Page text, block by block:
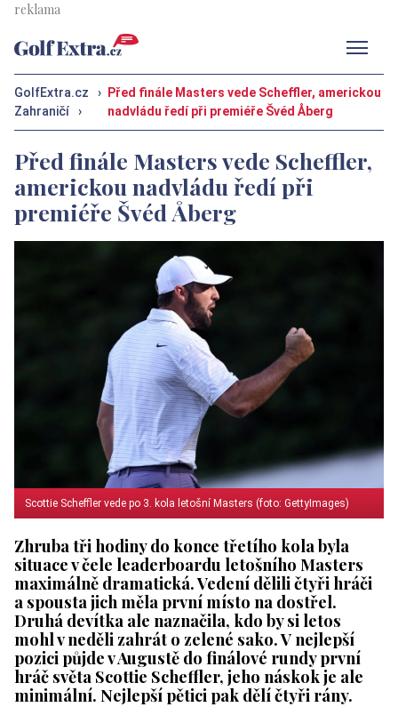
GolfExtra.cz
›
Zahraničí
›
Před finále Masters vede Scheffler, americkou
nadvládu ředí při premiéře Švéd Åberg
Před finále Masters vede Scheffler,
americkou nadvládu ředí při
premiéře Švéd Åberg
Scottie Scheffler vede po 3. kola letošní Masters (foto: GettyImages)
Zhruba tři hodiny do konce třetího kola byla
situace v čele leaderboardu letošního Masters
maximálně dramatická. Vedení dělili čtyři hráči
a spousta jich měla první místo na dostřel.
Druhá devítka ale naznačila, kdo by si letos
mohl v neděli zahrát o zelené sako. V nejlepší
pozici půjde v Augustě do finálové rundy první
hráč světa Scottie Scheffler, jeho náskok je ale
minimální. Nejlepší pětici pak dělí čtyři rány.